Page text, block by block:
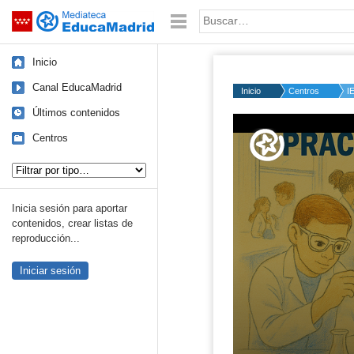
Saltar navegación Palabra o frase:
Inicio
Canal EducaMadrid
Últimos contenidos
Centros
Inicia sesión para aportar
contenidos, crear listas de
reproducción...
Iniciar sesión
Inicio Centros